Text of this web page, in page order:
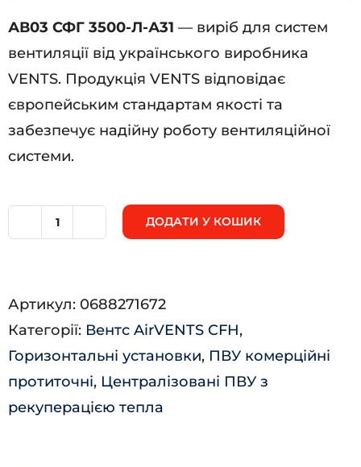
АВ03 СФГ 3500-Л-А31 — виріб для систем
вентиляції від українського виробника
VENTS. Продукція VENTS відповідає
європейським стандартам якості та
забезпечує надійну роботу вентиляційної
системи.
Л-
А31
кількість
ДОДАТИ У КОШИК
Артикул: 0688271672
Категорії: Вентс AirVENTS CFH,
Горизонтальні установки, ПВУ комерційні
протиточні, Централізовані ПВУ з
рекуперацією тепла